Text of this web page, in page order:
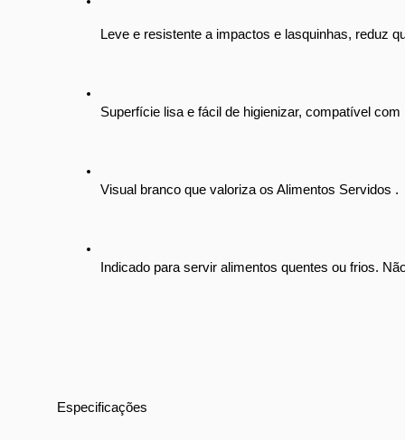
Leve e resistente a impactos e lasquinhas, reduz
Superfície lisa e fácil de higienizar, compatível
Visual branco que valoriza os Alimentos Servidos .
Indicado para servir alimentos quentes ou frios.
Especificações